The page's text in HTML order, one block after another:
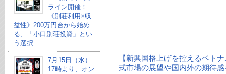
ライン開催！
《別荘利用×収
益性》200万円台から始め
る、「小口別荘投資」とい
う選択
7月15日（水）
17時より、オン
【新興国格上げを控えるベト
式市場の展望や国内外の期待